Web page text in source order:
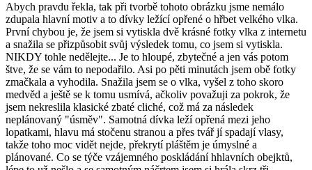
Abych pravdu řekla, tak při tvorbě tohoto obrázku jsme nemálo
zdupala hlavní motiv a to dívky ležící opřené o hřbet velkého vlka.
První chybou je, že jsem si vytiskla dvě krásné fotky vlka z internetu
a snažila se přizpůsobit svůj výsledek tomu, co jsem si vytiskla.
NIKDY tohle nedělejte... Je to hloupé, zbytečné a jen vás potom
štve, že se vám to nepodařilo. Asi po pěti minutách jsem obě fotky
zmačkala a vyhodila. Snažila jsem se o vlka, vyšel z toho skoro
medvěd a ještě se k tomu usmívá, ačkoliv považuji za pokrok, že
jsem nekreslila klasické zbaté cliché, což má za následek
neplánovaný "úsměv". Samotná dívka leží opřená mezi jeho
lopatkami, hlavu má stočenu stranou a přes tvář jí spadají vlasy,
takže toho moc vidět nejde, překrytí pláštěm je úmyslné a
plánované. Co se týče vzájemného poskládání hhlavních obejktů,